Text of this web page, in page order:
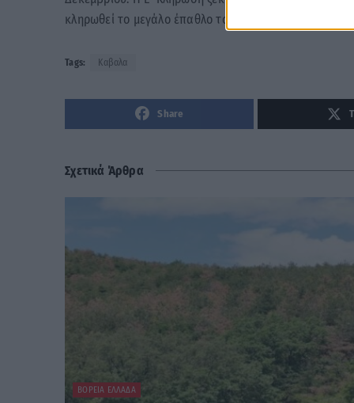
κληρωθεί το μεγάλο έπαθλο του 1 εκατ. ευρώ.
Tags: Καβαλα
Share
Σχετικά Άρθρα
ΒΌΡΕΙΑ ΕΛΛΆΔΑ